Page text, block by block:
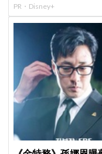
PR・Disney+